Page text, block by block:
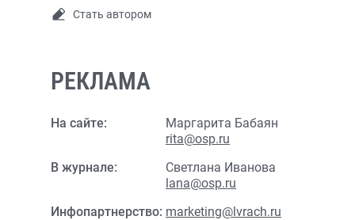
Стать автором
РЕКЛАМА
На сайте:
Маргарита Бабаян
rita@osp.ru
В журнале:
Светлана Иванова
lana@osp.ru
Инфопартнерство: marketing@lvrach.ru